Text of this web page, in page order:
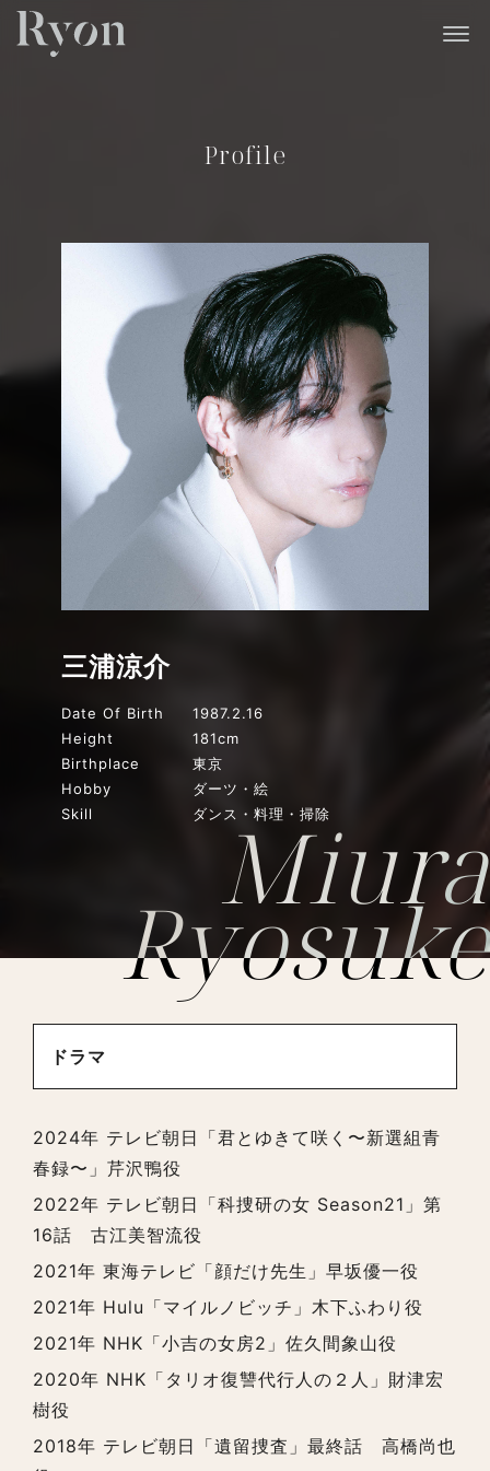
Profile
三浦涼介
Date Of Birth
1987.2.16
Height
181cm
Birthplace
東京
Hobby
ダーツ・絵
Skill
ダンス・料理・掃除
Miura
Ryosuke
ドラマ
2024年 テレビ朝日「君とゆきて咲く〜新選組青
春録〜」芹沢鴨役
2022年 テレビ朝日「科捜研の女 Season21」第
16話 古江美智流役
2021年 東海テレビ「顔だけ先生」早坂優一役
2021年 Hulu「マイルノビッチ」木下ふわり役
2021年 NHK「小吉の女房2」佐久間象山役
2020年 NHK「タリオ復讐代行人の２人」財津宏
樹役
2018年 テレビ朝日「遺留捜査」最終話 高橋尚也